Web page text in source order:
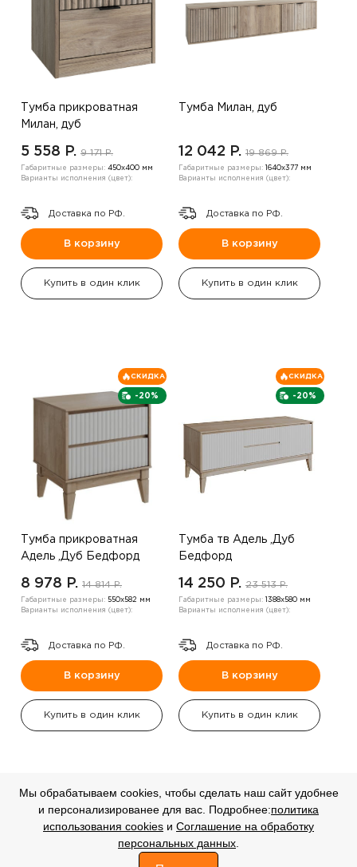
Тумба прикроватная
Милан, дуб
5 558 P. 9 171 P.
Габаритные размеры: 450х400 мм
Варианты исполнения (цвет):
Доставка по РФ.
В корзину
Купить в один клик
Тумба Милан, дуб
12 042 P. 19 869 P.
Габаритные размеры:
1640х377 мм
Варианты исполнения (цвет):
Доставка по РФ.
В корзину
Купить в один клик
-20%
СКИДКА
Тумба прикроватная
Адель ,Дуб Бедфорд
8 978 P. 14 814 P.
Габаритные размеры: 550х582 мм
Варианты исполнения (цвет):
Доставка по РФ.
В корзину
Купить в один клик
-20%
СКИДКА
Тумба тв Адель ,Дуб
Бедфорд
14 250 P. 23 513 P.
Габаритные размеры:
1388х580 мм
Варианты исполнения (цвет):
Доставка по РФ.
В корзину
Купить в один клик
-20%
СКИДКА
-20%
СКИДКА
Мы обрабатываем cookies, чтобы сделать наш сайт удобнее
и персонализированее для вас. Подробнее:политика
использования cookies и Соглашение на обработку
персональных данных